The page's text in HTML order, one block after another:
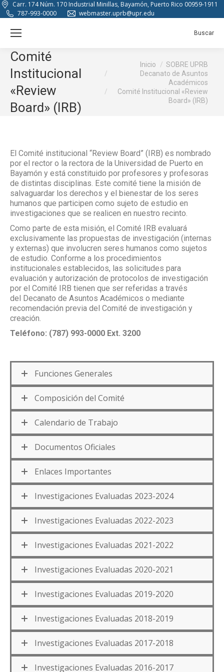
Carr. 174 Núm. 170 Industrial Minillas, Bayamón, Puerto Rico 00959-1911
787-993-0000
webmaster.uprb@upr.edu
Buscar:
Buscar
Comité
Institucional
«Review
Board» (IRB)
Inicio
SOBRE UPRB
Decanato de Asuntos
Académicos
Comité Institucional «Review
Board» (IRB)
El Comité institucional “Review Board” (IRB) es nombrado
por el rector o la rectora de la Universidad de Puerto en
Bayamón y está constituido por profesores y profesoras
de distintas disciplinas. Este comité tiene la misión de
salvaguardar los derechos y el bienestar de los seres
humanos que participen como sujeto de estudio en
investigaciones que se realicen en nuestro recinto.
Como parte de esta misión, el Comité IRB evaluará
exclusivamente las propuestas de investigación (internas
y externas) que involucren seres humanos como sujetos
de estudio. Conforme a los procedimientos
institucionales establecidos, las solicitudes para
evaluación y autorización de protocolos de investigación
por el Comité IRB tienen que ser referidas a través
del Decanato de Asuntos Académicos o mediante
recomendación previa del Comité de investigación y
creación.
Teléfono: (787) 993-0000 Ext. 3200
Funciones Generales
Composición del Comité
Calendario de Trabajo
Documentos Oficiales
Enlaces Importantes
Investigaciones Evaluadas 2023-2024
Investigaciones Evaluadas 2022-2023
Investigaciones Evaluadas 2021-2022
Investigaciones Evaluadas 2020-2021
Investigaciones Evaluadas 2019-2020
Investigaciones Evaluadas 2018-2019
Investigaciones Evaluadas 2017-2018
Investigaciones Evaluadas 2016-2017